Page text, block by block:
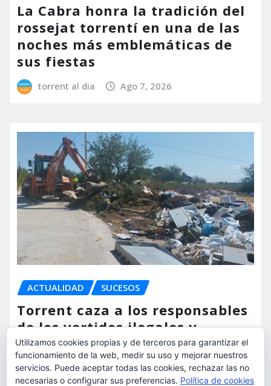
La Cabra honra la tradición del
rossejat torrentí en una de las
noches más emblemáticas de
sus fiestas
torrent al dia Ago 7, 2026
ACTUALIDAD SUCESOS
Torrent caza a los responsables
de los vertidos ilegales y
endurece las sanciones
torrent al dia Ago 7, 2026
Utilizamos cookies propias y de terceros para garantizar el
funcionamiento de la web, medir su uso y mejorar nuestros
servicios. Puede aceptar todas las cookies, rechazar las no
necesarias o configurar sus preferencias. Política de cookies